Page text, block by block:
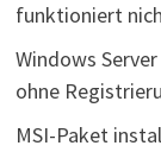
funktioniert
Windows
ohne
MSI-Paket